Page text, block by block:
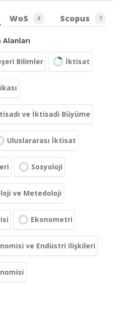
WoS 8 Scopus 7
Bilimler İktisat
ve İktisadi Büyüme
Uluslararası İktisat
Sosyoloji
ve Metedoloji
Ekonometri
ve Endüstri ilişkileri